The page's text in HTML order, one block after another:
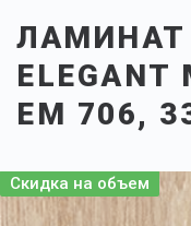
ЛАМИНАТ
ЕМ 706,
Скидка на объем